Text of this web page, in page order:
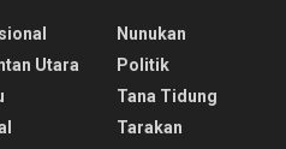
Utara
Nunukan
Politik
Tana Tidung
Tarakan